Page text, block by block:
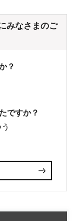
みなさまのご
？
ですか？